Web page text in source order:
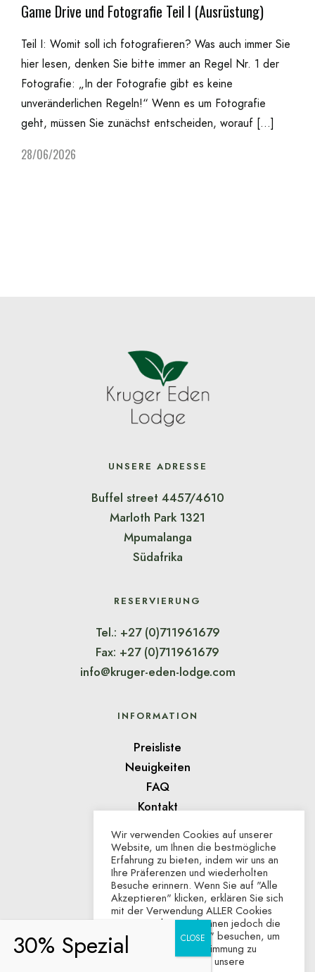
Game Drive und Fotografie Teil I (Ausrüstung)
Teil I: Womit soll ich fotografieren? Was auch immer Sie
hier lesen, denken Sie bitte immer an Regel Nr. 1 der
Fotografie: „In der Fotografie gibt es keine
unveränderlichen Regeln!“ Wenn es um Fotografie
geht, müssen Sie zunächst entscheiden, worauf […]
28/06/2026
UNSERE ADRESSE
Buffel street 4457/4610
Marloth Park 1321
Mpumalanga
Südafrika
RESERVIERUNG
Tel.: +27 (0)711961679
Fax: +27 (0)711961679
info@kruger-eden-lodge.com
INFORMATION
Preisliste
Neuigkeiten
FAQ
Kontakt
AUSZEICHNUNGEN
Wir verwenden Cookies auf unserer
Website, um Ihnen die bestmögliche
Erfahrung zu bieten, indem wir uns an
Ihre Präferenzen und wiederholten
Besuche erinnern. Wenn Sie auf "Alle
Akzeptieren" klicken, erklären Sie sich
mit der Verwendung ALLER Cookies
einverstanden. Sie können jedoch die
"Cookie-Einstellungen" besuchen, um
eine kontrollierte Zustimmung zu
erteilen. Besuchen Sie unsere